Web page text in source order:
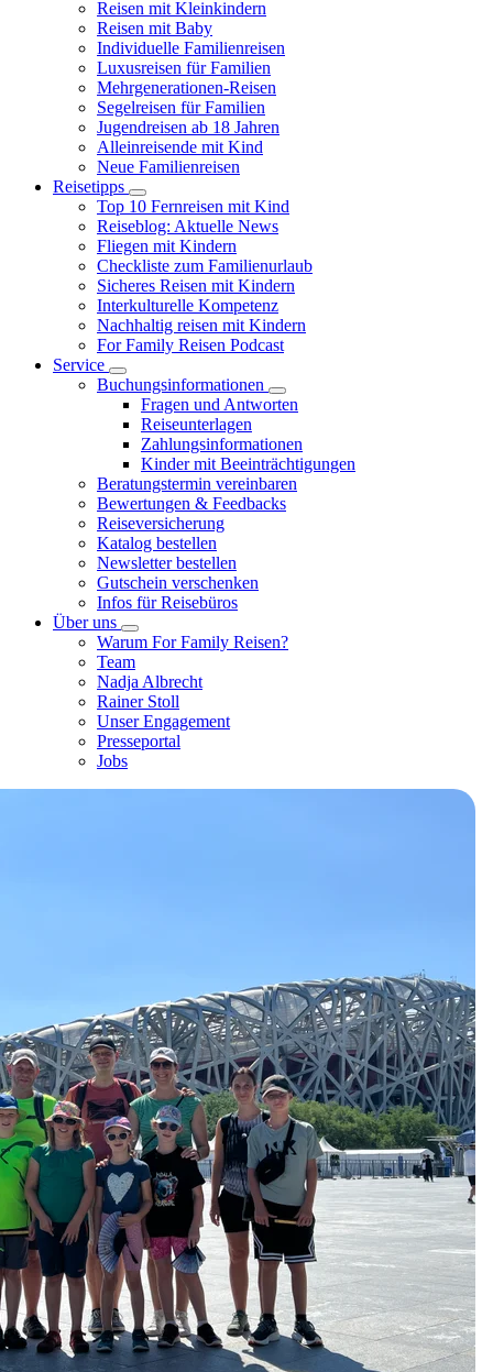
Reisen mit Kleinkindern
Reisen mit Baby
Individuelle Familienreisen
Luxusreisen für Familien
Mehrgenerationen-Reisen
Segelreisen für Familien
Jugendreisen ab 18 Jahren
Alleinreisende mit Kind
Neue Familienreisen
Reisetipps
Top 10 Fernreisen mit Kind
Reiseblog: Aktuelle News
Fliegen mit Kindern
Checkliste zum Familienurlaub
Sicheres Reisen mit Kindern
Interkulturelle Kompetenz
Nachhaltig reisen mit Kindern
For Family Reisen Podcast
Service
Buchungsinformationen
Fragen und Antworten
Reiseunterlagen
Zahlungsinformationen
Kinder mit Beeinträchtigungen
Beratungstermin vereinbaren
Bewertungen & Feedbacks
Reiseversicherung
Katalog bestellen
Newsletter bestellen
Gutschein verschenken
Infos für Reisebüros
Über uns
Warum For Family Reisen?
Team
Nadja Albrecht
Rainer Stoll
Unser Engagement
Presseportal
Jobs